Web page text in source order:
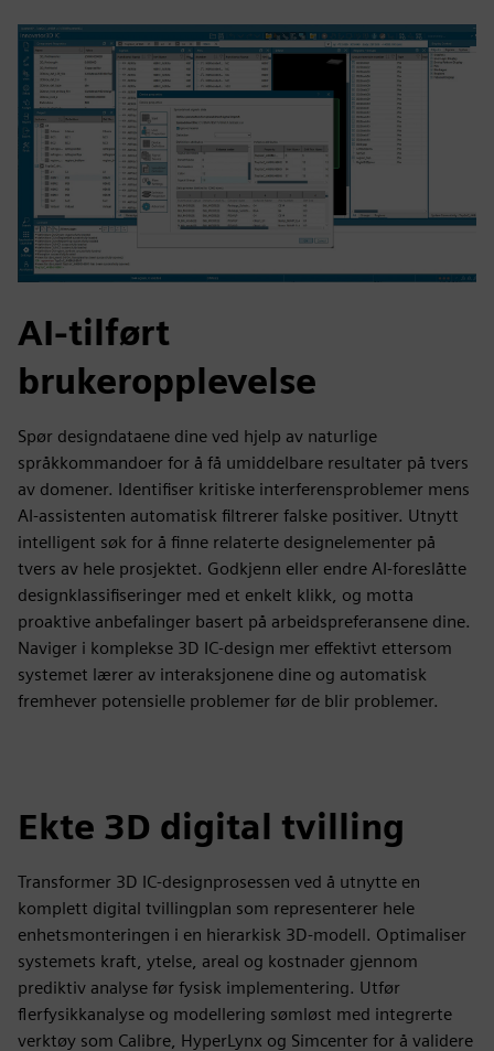
AI-tilført
brukeropplevelse
Spør designdataene dine ved hjelp av naturlige
språkkommandoer for å få umiddelbare resultater på tvers
av domener. Identifiser kritiske interferensproblemer mens
AI-assistenten automatisk filtrerer falske positiver. Utnytt
intelligent søk for å finne relaterte designelementer på
tvers av hele prosjektet. Godkjenn eller endre AI-foreslåtte
designklassifiseringer med et enkelt klikk, og motta
proaktive anbefalinger basert på arbeidspreferansene dine.
Naviger i komplekse 3D IC-design mer effektivt ettersom
systemet lærer av interaksjonene dine og automatisk
fremhever potensielle problemer før de blir problemer.
Ekte 3D digital tvilling
Transformer 3D IC-designprosessen ved å utnytte en
komplett digital tvillingplan som representerer hele
enhetsmonteringen i en hierarkisk 3D-modell. Optimaliser
systemets kraft, ytelse, areal og kostnader gjennom
prediktiv analyse før fysisk implementering. Utfør
flerfysikkanalyse og modellering sømløst med integrerte
verktøy som Calibre, HyperLynx og Simcenter for å validere